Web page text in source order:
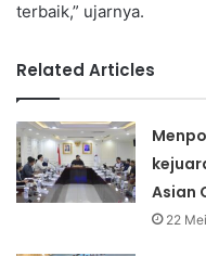
terbaik,” ujarnya.
Related Articles
Asian
22